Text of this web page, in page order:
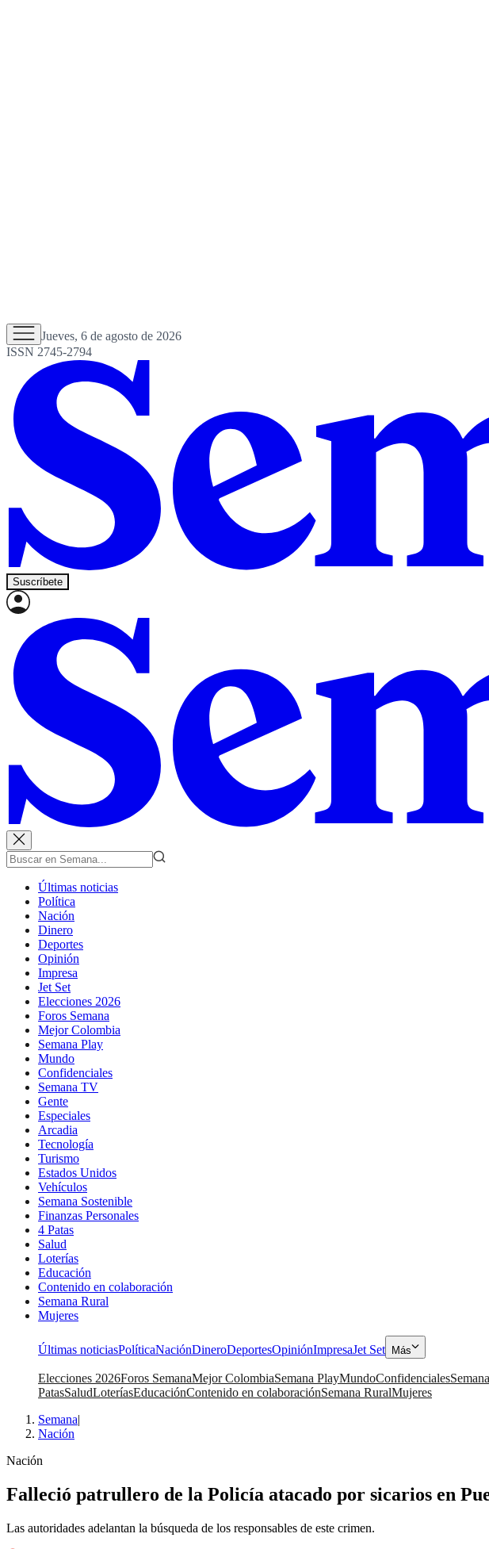
Jueves, 6 de agosto de 2026
ISSN 2745-2794
Suscríbete
Últimas noticias
Política
Nación
Dinero
Deportes
Opinión
Impresa
Jet Set
Elecciones 2026
Foros Semana
Mejor Colombia
Semana Play
Mundo
Confidenciales
Semana TV
Gente
Especiales
Arcadia
Tecnología
Turismo
Estados Unidos
Vehículos
Semana Sostenible
Finanzas Personales
4 Patas
Salud
Loterías
Educación
Contenido en colaboración
Semana Rural
Mujeres
Últimas noticiasPolíticaNaciónDineroDeportesOpiniónImpresaJet Set Más
Elecciones 2026Foros SemanaMejor ColombiaSemana PlayMundoConfidenciales
PatasSaludLoteríasEducaciónContenido en colaboraciónSemana RuralMujeres
Semana|
Nación
Nación
Falleció patrullero de la Policía atacado por sicarios en
Las autoridades adelantan la búsqueda de los responsables de este crimen.